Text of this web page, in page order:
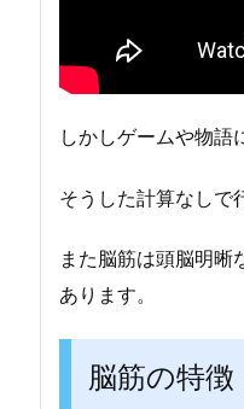
しかしゲームや物語
そうした計算なしで
また脳筋は頭脳明晰
あります。
脳筋の特徴